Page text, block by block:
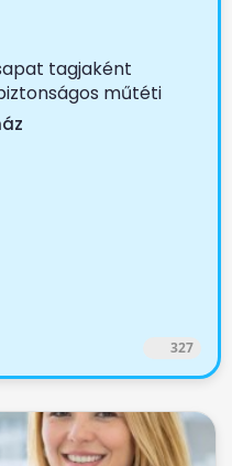
tagjaként
műtéti
327